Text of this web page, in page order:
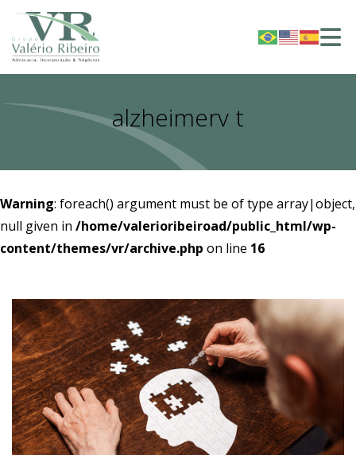
alzheimerv t
Warning: foreach() argument must be of type array|object,
null given in /home/valerioribeiroad/public_html/wp-
content/themes/vr/archive.php on line 16